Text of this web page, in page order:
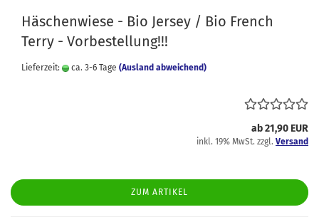
Häschenwiese - Bio Jersey / Bio French
Terry - Vorbestellung!!!
Lieferzeit: ca. 3-6 Tage (Ausland abweichend)
ab 21,90 EUR
inkl. 19% MwSt. zzgl. Versand
ZUM ARTIKEL